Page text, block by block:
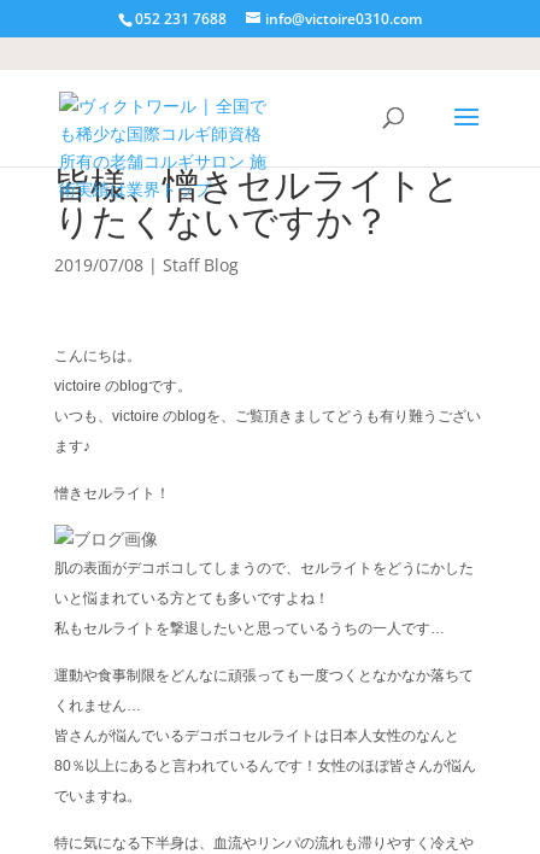
052 231 7688 info@victoire0310.com
皆様、憎きセルライトと
りたくないですか？
2019/07/08| Staff Blog
こんにちは。
victoire のblogです。
いつも、victoire のblogを、ご覧頂きましてどうも有り難うござい
ます♪
憎きセルライト！
肌の表面がデコボコしてしまうので、セルライトをどうにかした
いと悩まれている方とても多いですよね！
私もセルライトを撃退したいと思っているうちの一人です…
運動や食事制限をどんなに頑張っても一度つくとなかなか落ちて
くれません…
皆さんが悩んでいるデコボコセルライトは日本人女性のなんと
80％以上にあると言われているんです！女性のほぼ皆さんが悩ん
でいますね。
特に気になる下半身は、血流やリンパの流れも滞りやすく冷えや